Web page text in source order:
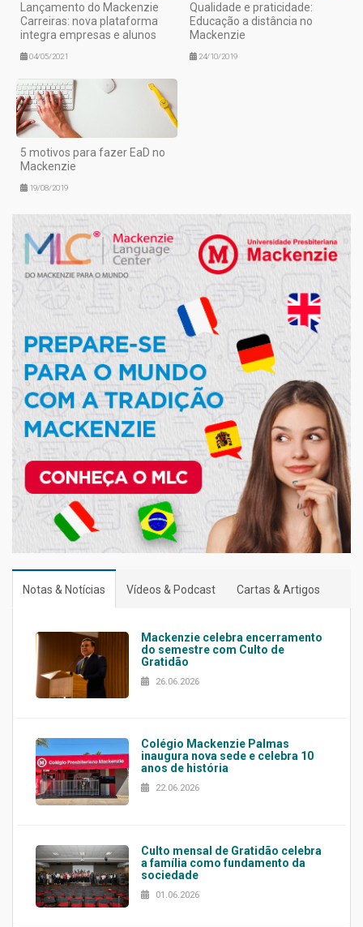
Lançamento do Mackenzie
Carreiras: nova plataforma
integra empresas e alunos
04/05/2021
Qualidade e praticidade:
Educação a distância no
Mackenzie
24/10/2019
5 motivos para fazer EaD no
Mackenzie
19/08/2019
Notas & Notícias Vídeos & Podcast Cartas & Artigos
Mackenzie celebra encerramento
do semestre com Culto de
Gratidão
26.06.2026
Colégio Mackenzie Palmas
inaugura nova sede e celebra 10
anos de história
22.06.2026
Culto mensal de Gratidão celebra
a família como fundamento da
sociedade
01.06.2026